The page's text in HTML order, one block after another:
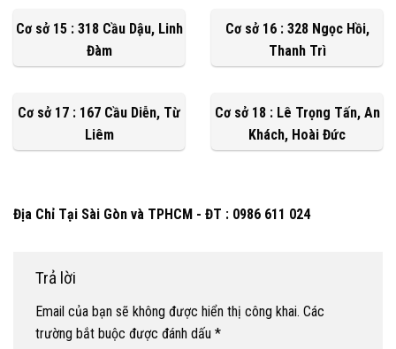
Cơ sở 15 : 318 Cầu Dậu, Linh
Đàm
Cơ sở 16 : 328 Ngọc Hồi,
Thanh Trì
Cơ sở 17 : 167 Cầu Diễn, Từ
Liêm
Cơ sở 18 : Lê Trọng Tấn, An
Khách, Hoài Đức
Địa Chỉ Tại Sài Gòn và TPHCM - ĐT : 0986 611 024
Trả lời
Email của bạn sẽ không được hiển thị công khai. Các
trường bắt buộc được đánh dấu *